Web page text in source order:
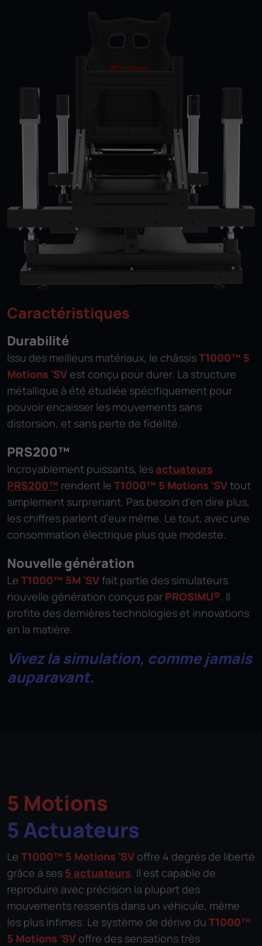
Caractéristiques
Durabilité
Issu des meilleurs matériaux, le châssisT1000™ 5
Motions 'SV est conçu pour durer. La structure
métallique à été étudiée spécifiquement pour
pouvoir encaisser les mouvements sans
distorsion, et sans perte de fidélité.
PRS200™
Incroyablement puissants, les actuateurs
PRS200™ rendent le T1000™ 5 Motions 'SVtout
simplement surprenant. Pas besoin d'en dire plus,
les chiffres parlent d'eux même. Le tout, avec une
consommation électrique plus que modeste.
Nouvelle génération
Le T1000™ 5M 'SV fait partie des simulateurs
nouvelle génération conçus par PROSIMU®. Il
profite des dernières technologies et innovations
en la matière.
Vivez la simulation, comme jamais
auparavant.
5 Motions
5 Actuateurs
Le T1000™ 5 Motions 'SV offre 4 degrés de liberté
grâce à ses 5 actuateurs. Il est capable de
reproduire avec précision la plupart des
mouvements ressentis dans un véhicule, même
les plus infimes. Le système de dérive du T1000™
5 Motions 'SV offre des sensations très